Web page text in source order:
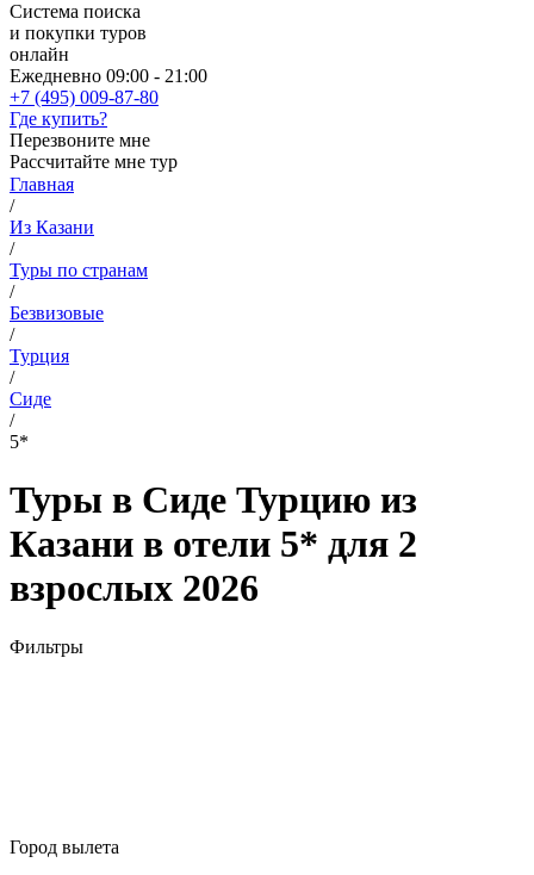
Система поиска
и покупки туров
онлайн
Ежедневно 09:00 - 21:00
+7 (495) 009-87-80
Где купить?
Перезвоните мне
Рассчитайте мне тур
Главная
/
Из Казани
/
Туры по странам
/
Безвизовые
/
Турция
/
Сиде
/
5*
Туры в Сиде Турцию из
Казани в отели 5* для 2
взрослых 2026
Фильтры
Город вылета